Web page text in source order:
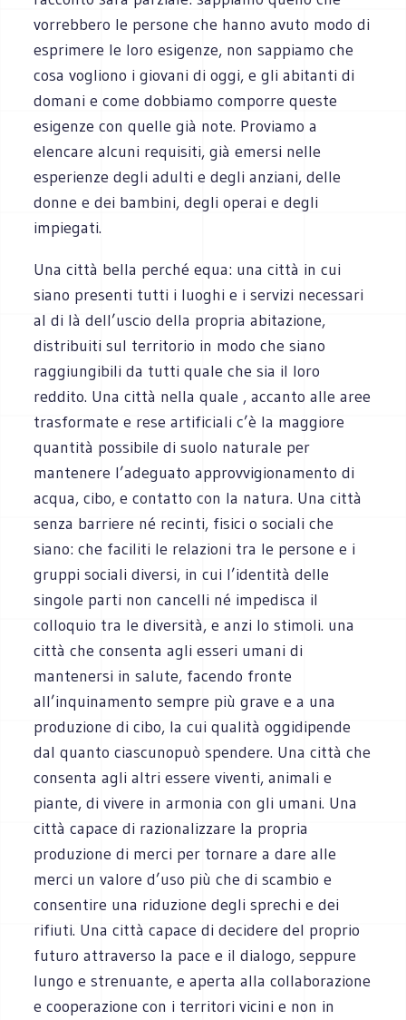
vorrebbero le persone che hanno avuto modo di
esprimere le loro esigenze, non sappiamo che
cosa vogliono i giovani di oggi, e gli abitanti di
domani e come dobbiamo comporre queste
esigenze con quelle già note. Proviamo a
elencare alcuni requisiti, già emersi nelle
esperienze degli adulti e degli anziani, delle
donne e dei bambini, degli operai e degli
impiegati.
Una città bella perché equa: una città in cui
siano presenti tutti i luoghi e i servizi necessari
al di là dell’uscio della propria abitazione,
distribuiti sul territorio in modo che siano
raggiungibili da tutti quale che sia il loro
reddito. Una città nella quale , accanto alle aree
trasformate e rese artificiali c’è la maggiore
quantità possibile di suolo naturale per
mantenere l’adeguato approvvigionamento di
acqua, cibo, e contatto con la natura. Una città
senza barriere né recinti, fisici o sociali che
siano: che faciliti le relazioni tra le persone e i
gruppi sociali diversi, in cui l’identità delle
singole parti non cancelli né impedisca il
colloquio tra le diversità, e anzi lo stimoli. una
città che consenta agli esseri umani di
mantenersi in salute, facendo fronte
all’inquinamento sempre più grave e a una
produzione di cibo, la cui qualità oggidipende
dal quanto ciascunopuò spendere. Una città che
consenta agli altri essere viventi, animali e
piante, di vivere in armonia con gli umani. Una
città capace di razionalizzare la propria
produzione di merci per tornare a dare alle
merci un valore d’uso più che di scambio e
consentire una riduzione degli sprechi e dei
rifiuti. Una città capace di decidere del proprio
futuro attraverso la pace e il dialogo, seppure
lungo e strenuante, e aperta alla collaborazione
e cooperazione con i territori vicini e non in